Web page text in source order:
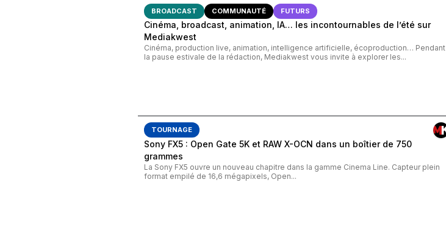
BROADCAST COMMUNAUTÉ FUTURS
Cinéma, broadcast, animation, IA… les incontournables de l’été sur
Mediakwest
Cinéma, production live, animation, intelligence artificielle, écoproduction… Pendant
la pause estivale de la rédaction, Mediakwest vous invite à explorer les...
TOURNAGE
Sony FX5 : Open Gate 5K et RAW X-OCN dans un boîtier de 750
grammes
La Sony FX5 ouvre un nouveau chapitre dans la gamme Cinema Line. Capteur plein
format empilé de 16,6 mégapixels, Open...